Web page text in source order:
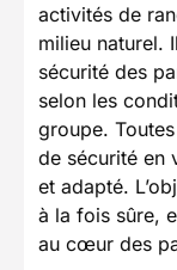
activités de
milieu naturel.
sécurité des
selon les
groupe.
de sécurité en
et adapté.
à la fois sûre,
au cœur des